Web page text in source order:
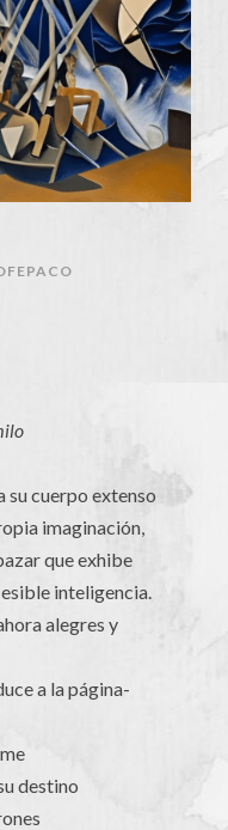
su cuerpo extenso
imaginación,
que exhibe
inteligencia.
alegres y
a la página-
destino